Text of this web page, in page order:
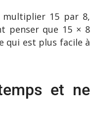
multiplier 15 par 8,
penser que 15 × 8
qui est plus facile à
et ne